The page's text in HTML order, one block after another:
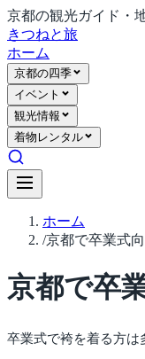
京都の観光ガイド・
きつねと旅
ホーム
京都の四季
イベント
観光情報
着物レンタル
ホーム
/京都で卒業式
京都で卒
卒業式で袴を着る方は